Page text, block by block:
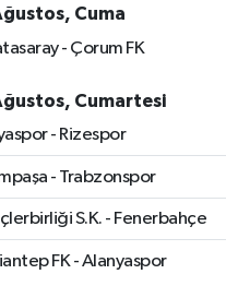
Cuma
- Çorum FK
Cumartesi
- Rizespor
- Trabzonspor
S.K. - Fenerbahçe
FK - Alanyaspor